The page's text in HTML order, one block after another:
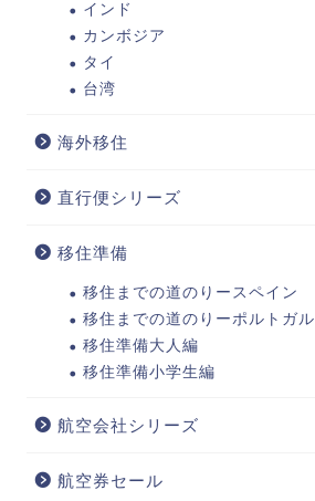
インド
カンボジア
タイ
台湾
海外移住
直行便シリーズ
移住準備
移住までの道のりースペイン
移住までの道のりーポルトガル
移住準備大人編
移住準備小学生編
航空会社シリーズ
航空券セール